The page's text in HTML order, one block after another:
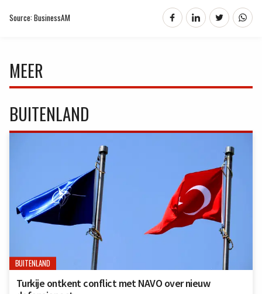
Source: BusinessAM
MEER
BUITENLAND
BUITENLAND
Turkije ontkent conflict met NAVO over nieuw